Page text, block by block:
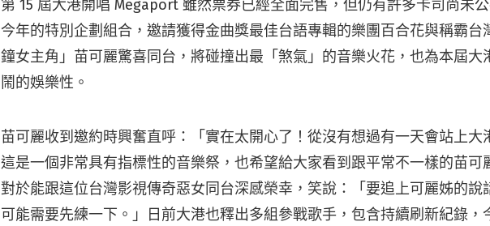
第 15 屆大港開唱 Megaport 雖然票券已經全面完售，但仍有許多卡司尚未
今年的特別企劃組合，邀請獲得金曲獎最佳台語專輯的樂團百合花與稱霸台
鐘女主角」苗可麗驚喜同台，將碰撞出最「煞氣」的音樂火花，也為本屆大
鬧的娛樂性。
苗可麗收到邀約時興奮直呼：「實在太開心了！從沒有想過有一天會站上大
這是一個非常具有指標性的音樂祭，也希望給大家看到跟平常不一樣的苗可
對於能跟這位台灣影視傳奇惡女同台深感榮幸，笑說：「要追上可麗姊的說
可能需要先練一下。」日前大港也釋出多組參戰歌手，包含持續刷新紀錄，